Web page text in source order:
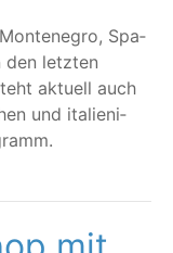
Spa­
den letz­ten
aktu­ell auch
und ita­lie­ni­